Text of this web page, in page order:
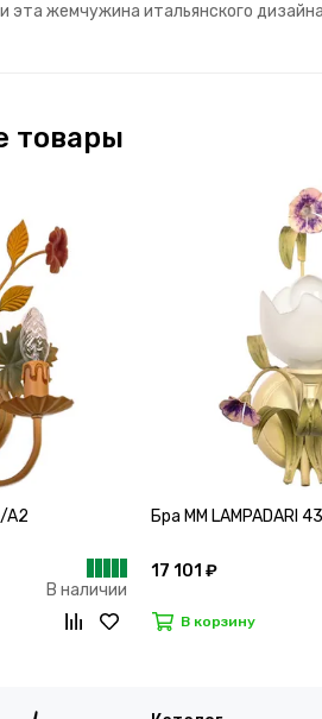
и эта жемчужина итальянского
товары
A2
В наличии
Бра MM LAMPADARI
17 101 ₽
В корзину